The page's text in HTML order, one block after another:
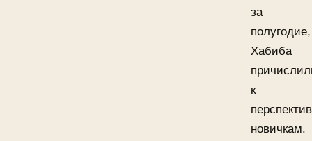
за
полугодие,
Хабиба
к
новичкам.